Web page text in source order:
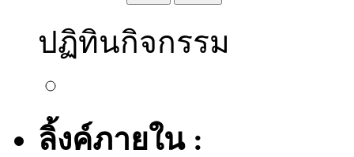
ปฏิทินกิจกรรม
ลิ้งค์ภายใน :